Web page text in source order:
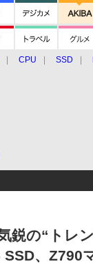
CPU SSD
鋭の“トレ
、Z790